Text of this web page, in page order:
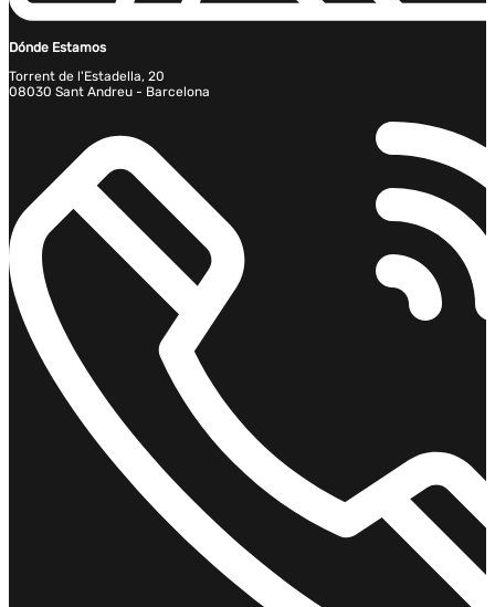
Dónde Estamos
Torrent de l'Estadella, 20
08030 Sant Andreu - Barcelona